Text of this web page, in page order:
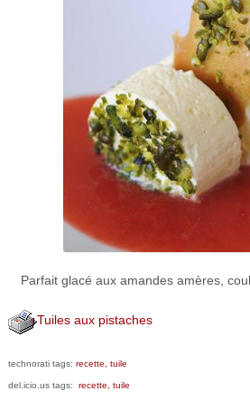
Parfait glacé aux amandes amères,
Tuiles aux pistaches
technorati tags: recette, tuile
del.icio.us tags: recette, tuile